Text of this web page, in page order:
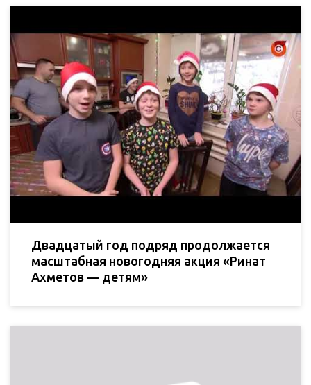
Двадцатый год подряд продолжается
масштабная новогодняя акция «Ринат
Ахметов — детям»